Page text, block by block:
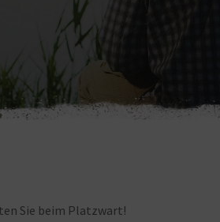
Sie beim Platzwart!